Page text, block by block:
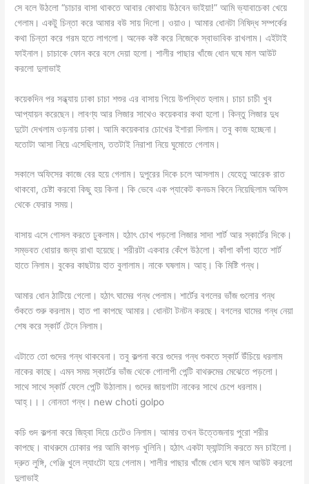
সে বলে উঠলো “চাচার বাসা থাকতে আবার কোথায় উঠবেন ভাইয়া!” আমি ভ্যাবাচেকা খেয়ে
গেলাম। একটু চিন্তা করে আমার বউ সায় দিলো। ওয়াও। আমার ধোনটা নিষিদ্ধ সম্পর্কের
কথা চিন্তা করে গরম হতে লাগলো। অনেক কষ্ট করে নিজেকে স্বাভাবিক রাখলাম। এইটাই
ফাইনাল। চাচাকে ফোন করে বলে দেয়া হলো। শালীর পাছার খাঁজে ধোন ঘষে মাল আউট
করলো দুলাভাই
কয়েকদিন পর সন্ধ্যায় ঢাকা চাচা শশুর এর বাসায় গিয়ে উপস্থিত হলাম। চাচা চাচী খুব
আপ্যায়ন করেছেন। লাবণ্য আর লিজার সাথেও কয়েকবার কথা হলো। কিন্তু লিজার দুধ
দুটো দেখলাম ওড়নায় ঢাকা। আমি কয়েকবার চোখের ইশারা দিলাম। তবু কাজ হচ্ছেনা।
যতোটা আসা নিয়ে এসেছিলাম, ততটাই নিরাশা নিয়ে ঘুমোতে গেলাম।
সকালে অফিসের কাজে বের হয়ে গেলাম। দুপুরের দিকে চলে আসলাম। যেহেতু আরেক রাত
থাকবো, চেষ্টা করবো কিছু হয় কিনা। কি ভেবে এক প্যাকেট কনডম কিনে নিয়েছিলাম অফিস
থেকে ফেরার সময়।
বাসায় এসে গোসল করতে ঢুকলাম। হঠাৎ চোখ পড়লো লিজার সাদা শার্ট আর স্কার্টের দিকে।
সম্ভবত ধোয়ার জন্য রাখা হয়েছে। শরীরটা একবার কেঁপে উঠলো। কাঁপা কাঁপা হাতে শার্ট
হাতে নিলাম। বুকের কাছটায় হাত বুলালাম। নাকে ঘষলাম। আহ্। কি মিষ্টি গন্ধ।
আমার ধোন ঠাটিয়ে গেলো। হঠাৎ ঘামের গন্ধ পেলাম। শার্টের বগলের ভাঁজ গুলোর গন্ধ
শুঁকতে শুরু করলাম। হাত পা কাপছে আমার। ধোনটা টনটন করছে। বগলের ঘামের গন্ধ নেয়া
শেষ করে স্কার্ট টেনে নিলাম।
এটাতে তো গুদের গন্ধ থাকবেনা। তবু কল্পনা করে গুদের গন্ধ শুকতে স্কার্ট উঁচিয়ে ধরলাম
নাকের কাছে। এমন সময় স্কার্টের ভাঁজ থেকে গোলাপী পেন্টি বাথরুমের মেঝেতে পড়লো।
সাথে সাথে স্কার্ট ফেলে পেন্টি উঠালাম। গুদের জায়গাটা নাকের সাথে চেপে ধরলাম।
আহ্।।। নোনতা গন্ধ। new choti golpo
কচি গুদ কল্পনা করে জিহ্বা দিয়ে চেটেও নিলাম। আমার তখন উত্তেজনায় পুরো শরীর
কাপছে। বাথরুমে ঢোকার পর আমি কাপড় খুলিনি। হঠাৎ একটা ফ্যান্টাসি করতে মন চাইলো।
দ্রুত লুঙ্গি, গেঞ্জি খুলে ল্যাংটো হয়ে গেলাম। শালীর পাছার খাঁজে ধোন ঘষে মাল আউট করলো
দুলাভাই